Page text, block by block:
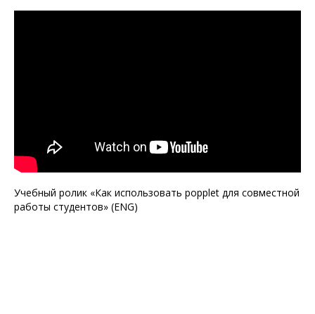
Учебный ролик «Как использовать popplet для совместной
работы студентов» (ENG)